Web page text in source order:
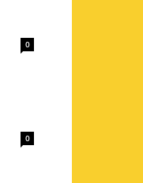
0
0